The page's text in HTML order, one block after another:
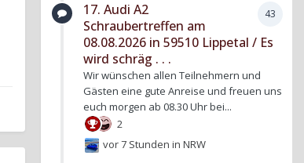
43
17. Audi A2
Schraubertreffen am
08.08.2026 in 59510 Lippetal / Es
wird schräg . . .
Wir wünschen allen Teilnehmern und
Gästen eine gute Anreise und freuen uns
euch morgen ab 08.30 Uhr bei...
2
vor 7 Stunden inNRW